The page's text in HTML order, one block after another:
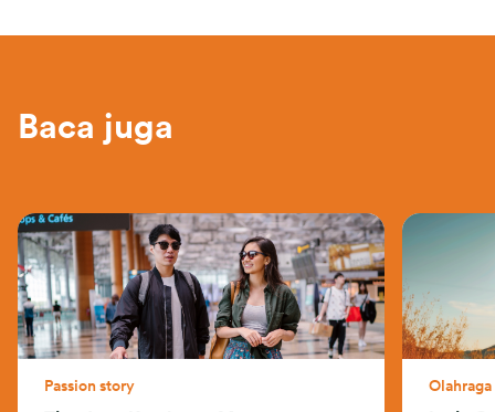
Baca juga
Passion story Olahraga